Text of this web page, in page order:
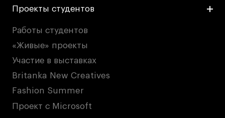
Проекты студентов
Работы студентов
«Живые» проекты
Участие в выставках
Britanka New Creatives
Fashion Summer
Проект с Microsoft